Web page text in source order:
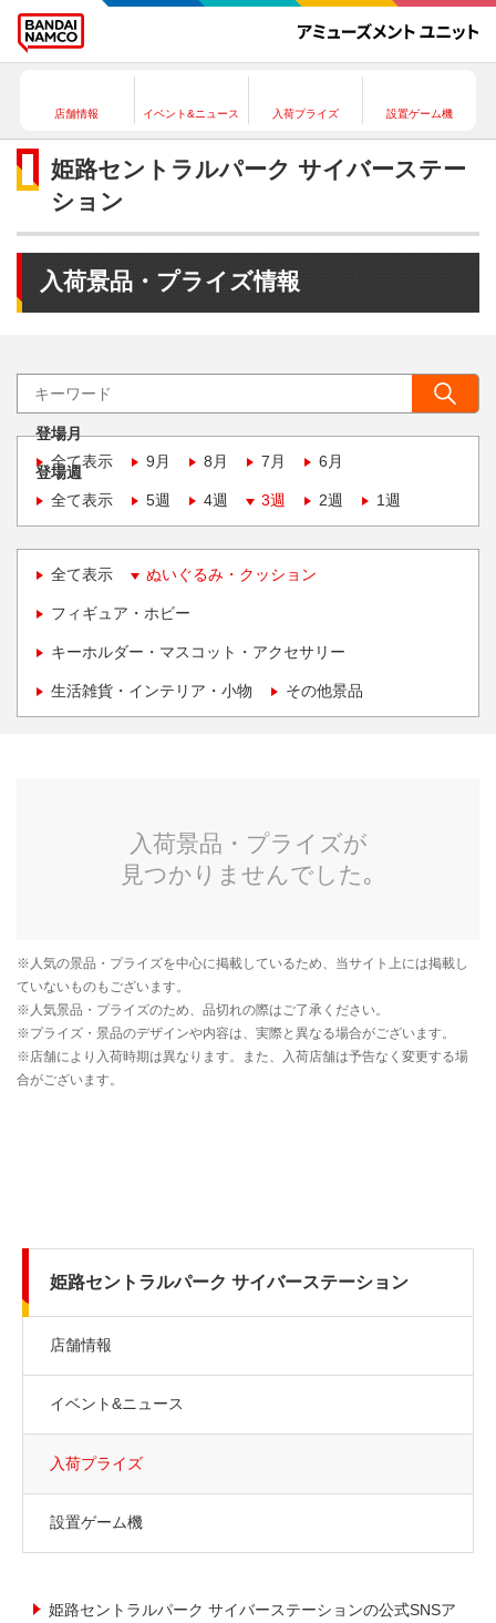
店舗情報 イベント&ニュース 入荷プライズ 設置ゲーム機
姫路セントラルパーク サイバーステー
ション
入荷景品・プライズ情報
登場月
全て表示
9月 8月 7月 6月
登場週
全て表示
5週 4週 3週 2週 1週
全て表示 ぬいぐるみ・クッション
フィギュア・ホビー
キーホルダー・マスコット・アクセサリー
生活雑貨・インテリア・小物 その他景品
姫路セントラルパーク サイバーステーション
店舗情報
イベント&ニュース
入荷プライズ
設置ゲーム機
姫路セントラルパーク サイバーステーションの公式SNSア